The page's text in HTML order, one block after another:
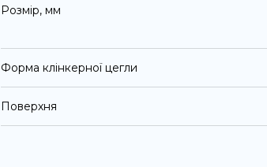
Розмір, мм
Форма клінкерної цегли
Поверхня